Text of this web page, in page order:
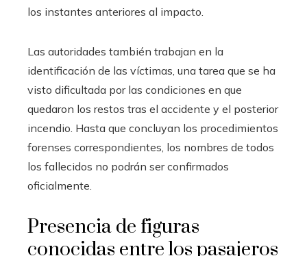
los instantes anteriores al impacto.
Las autoridades también trabajan en la
identificación de las víctimas, una tarea que se ha
visto dificultada por las condiciones en que
quedaron los restos tras el accidente y el posterior
incendio. Hasta que concluyan los procedimientos
forenses correspondientes, los nombres de todos
los fallecidos no podrán ser confirmados
oficialmente.
Presencia de figuras
conocidas entre los pasajeros